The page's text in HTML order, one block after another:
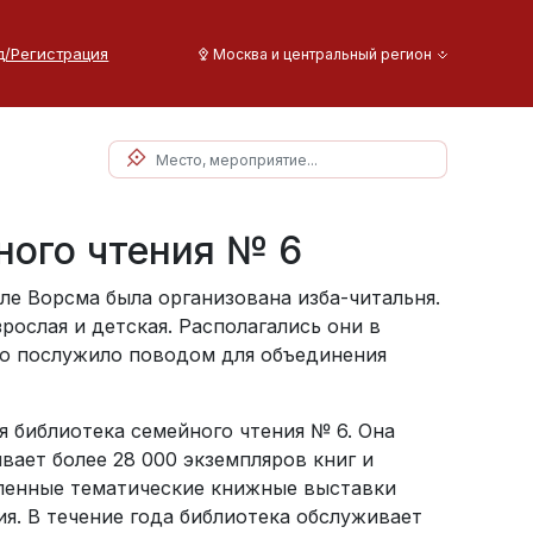
Регистрация Москва и центральный регион
чтения № 6
Ворсма была организована изба-читальня.
и детская. Располагались они в
послужило поводом для объединения
библиотека семейного чтения № 6. Она
более 28 000 экземпляров книг и
тематические книжные выставки
В течение года библиотека обслуживает